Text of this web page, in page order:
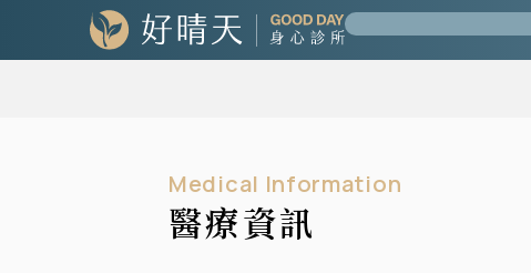
Medical Information
醫療資訊